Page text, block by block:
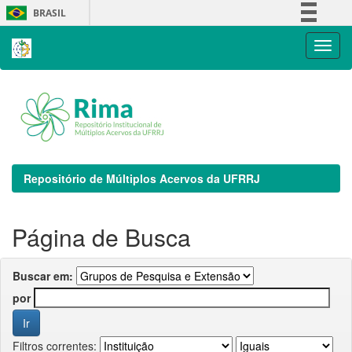
Skip
navigation
BRASIL
Repositório de Múltiplos Acervos da UFRRJ
Página de Busca
Buscar em:
por
Filtros correntes: